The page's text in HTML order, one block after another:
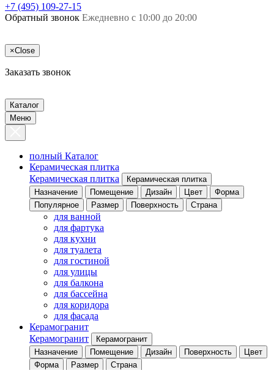
+7 (495) 109-27-15
Обратный звонок Ежедневно с 10:00 до 20:00
×Close
Заказать звонок
Каталог
Меню
полный Каталог
Керамическая плитка
Керамическая плитка
Керамическая плитка
Назначение
Помещение Дизайн Цвет
Форма
Популярное
Размер Поверхность Страна
для ванной
для фартука
для кухни
для туалета
для гостиной
для улицы
для балкона
для бассейна
для коридора
для фасада
Керамогранит
Керамогранит
Керамогранит
Назначение
Помещение Дизайн Поверхность
Цвет
Форма
Размер Страна